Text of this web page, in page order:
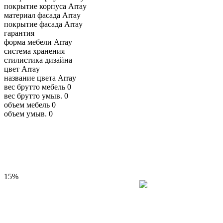
покрытие корпуса Array
материал фасада Array
покрытие фасада Array
гарантия
форма мебели Array
система хранения
стилистика дизайна
цвет Array
название цвета Array
вес брутто мебель 0
вес брутто умыв. 0
объем мебель 0
объем умыв. 0
15%